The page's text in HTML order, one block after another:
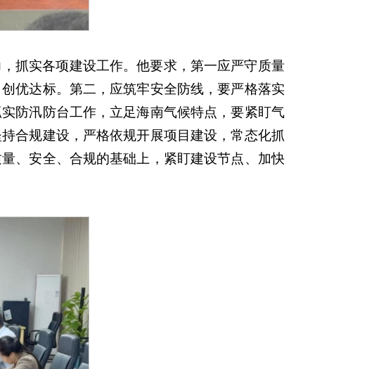
抓实各项建设工作。他要求，第一应严守质量
优达标。第二，应筑牢安全防线，要严格落实
防汛防台工作，立足海南气候特点，要紧盯气
合规建设，严格依规开展项目建设，常态化抓
、安全、合规的基础上，紧盯建设节点、加快